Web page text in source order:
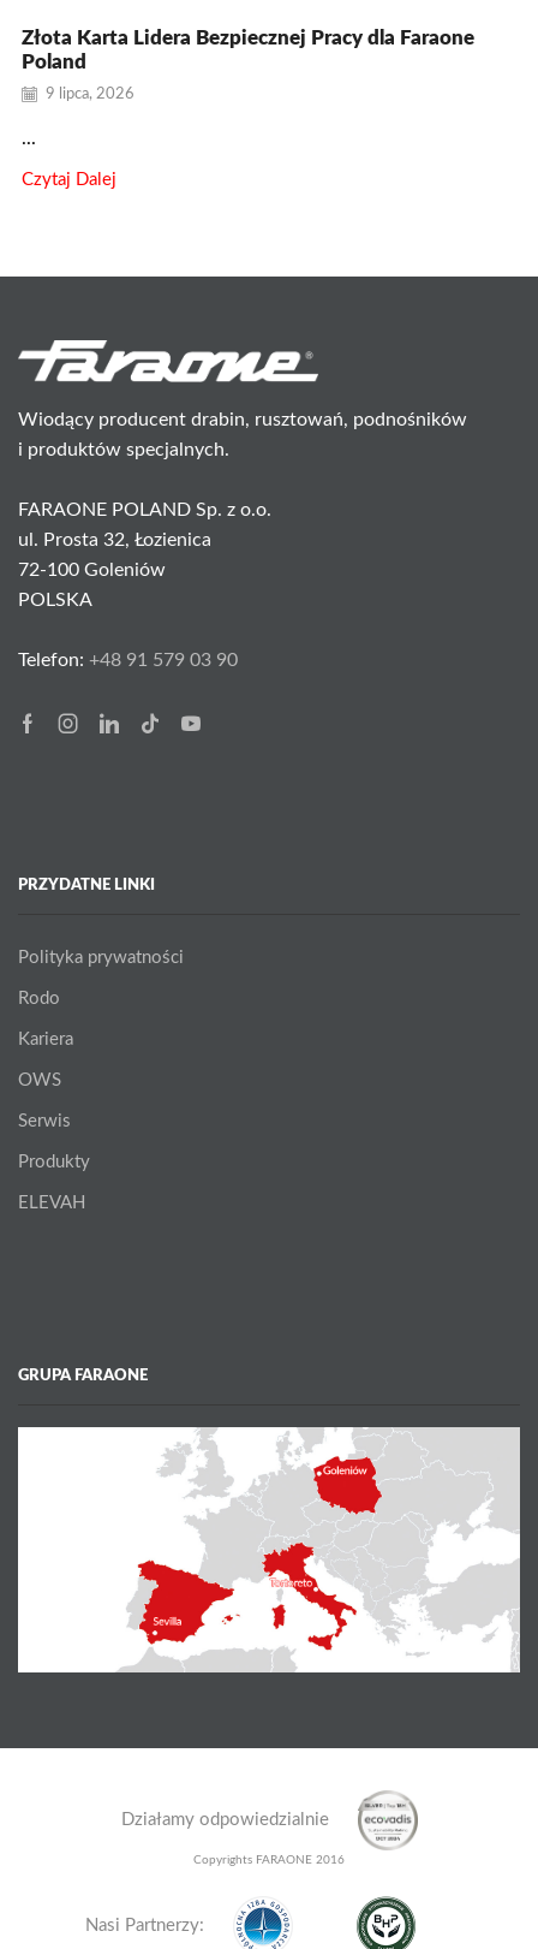
Złota Karta Lidera Bezpiecznej Pracy dla Faraone
Poland
9 lipca, 2026
...
Czytaj Dalej
Wiodący producent drabin, rusztowań, podnośników
i produktów specjalnych.
FARAONE POLAND Sp. z o.o.
ul. Prosta 32, Łozienica
72-100 Goleniów
POLSKA
Telefon: +48 91 579 03 90
FacebookInstagram
Linkedin
Tik-
Youtube
PRZYDATNE LINKI
Polityka prywatności
Rodo
Kariera
OWS
Serwis
Produkty
ELEVAH
GRUPA FARAONE
Działamy odpowiedzialnie
Copyrights FARAONE 2016
Nasi Partnerzy: